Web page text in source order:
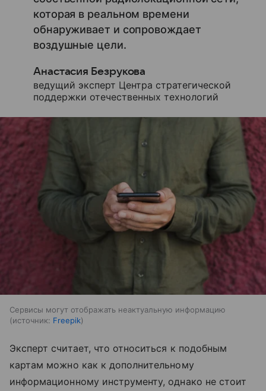
которая в реальном времени
обнаруживает и сопровождает
воздушные цели.
Анастасия Безрукова
ведущий эксперт Центра стратегической
поддержки отечественных технологий
Сервисы могут отображать неактуальную информацию
источник: Freepik
Эксперт считает, что относиться к подобным
картам можно как к дополнительному
информационному инструменту, однако не стоит